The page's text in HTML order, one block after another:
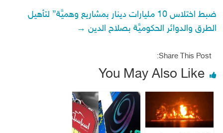
ضبط اختلاس 10 مليارات دينار بمشاريع وهميَّة” لتأهيل
الطرق والدوائر الحكوميَّة بصلاح الدين →
Share This Post:
You May Also Like